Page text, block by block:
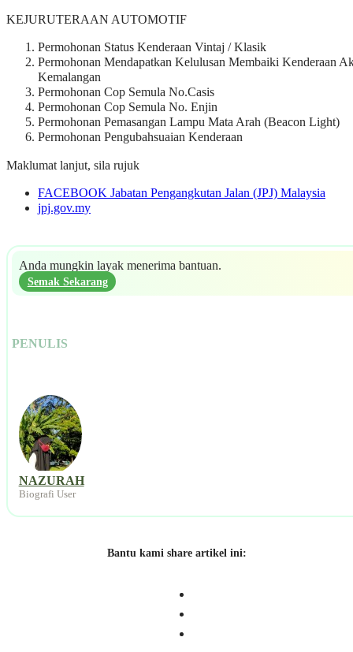
KEJURUTERAAN AUTOMOTIF
Permohonan Status Kenderaan Vintaj / Klasik
Permohonan Mendapatkan Kelulusan Membaiki Kenderaan
Kemalangan
Permohonan Cop Semula No.Casis
Permohonan Cop Semula No. Enjin
Permohonan Pemasangan Lampu Mata Arah (Beacon Light)
Permohonan Pengubahsuaian Kenderaan
Maklumat lanjut, sila rujuk
FACEBOOK Jabatan Pengangkutan Jalan (JPJ) Malaysia
jpj.gov.my
Anda mungkin layak menerima bantuan.
Semak Sekarang
PENULIS
NAZURAH
Biografi User
Bantu kami share artikel ini: